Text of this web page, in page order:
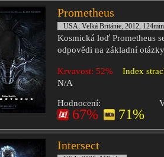
Prometheus
USA, Velká Británie, 2012, 124min
Kosmická loď Prometheus
odpovědi na základní
Krvavost: 52% Index
N/A
Hodnocení:
67% 71%
Intersect